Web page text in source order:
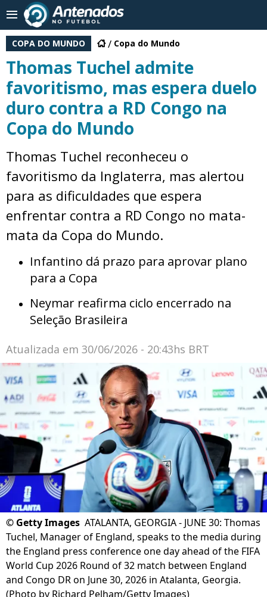
COPA DO MUNDO Copa do Mundo
Thomas Tuchel admite
favoritismo, mas espera duelo
duro contra a RD Congo na
Copa do Mundo
Thomas Tuchel reconheceu o
favoritismo da Inglaterra, mas alertou
para as dificuldades que espera
enfrentar contra a RD Congo no mata-
mata da Copa do Mundo.
Infantino dá prazo para aprovar plano
para a Copa
Neymar reafirma ciclo encerrado na
Seleção Brasileira
Atualizada em 30/06/2026 - 20:43hs BRT
© Getty Images ATALANTA, GEORGIA - JUNE 30: Thomas
Tuchel, Manager of England, speaks to the media during
the England press conference one day ahead of the FIFA
World Cup 2026 Round of 32 match between England
and Congo DR on June 30, 2026 in Atalanta, Georgia.
(Photo by Richard Pelham/Getty Images)